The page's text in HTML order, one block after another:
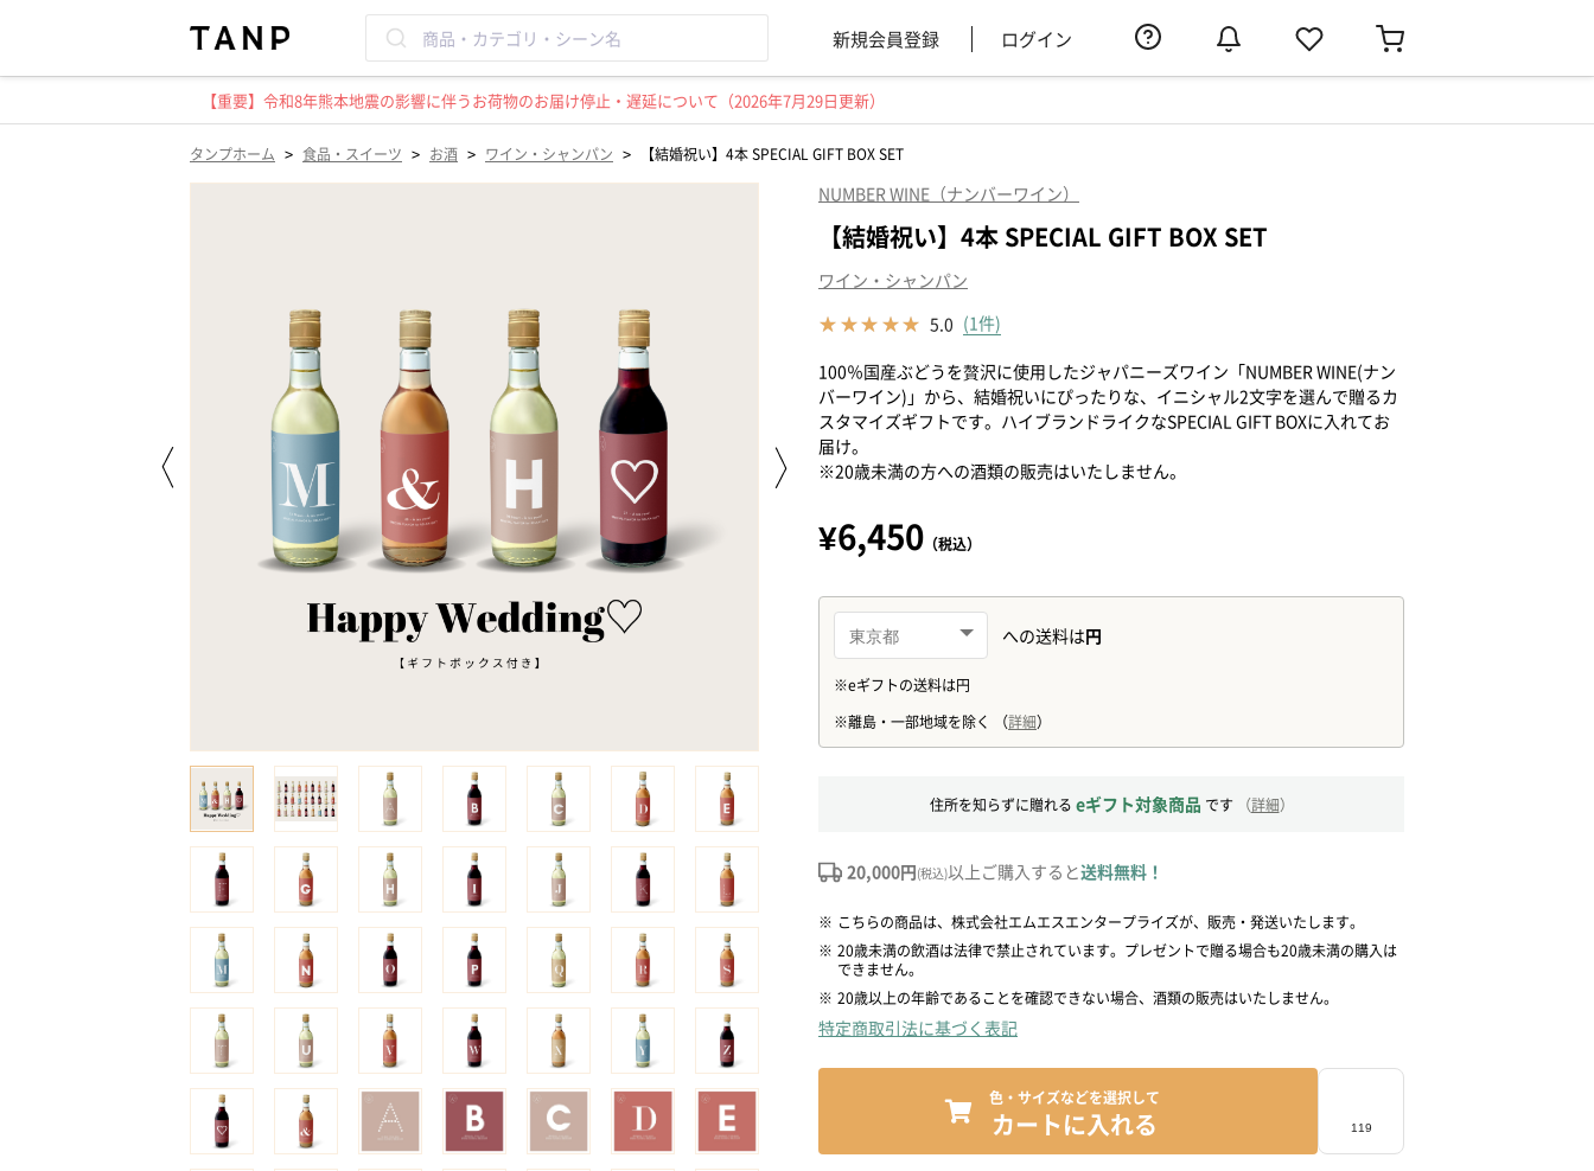
新規会員登録 ログイン
【重要】令和8年熊本地震の影響に伴うお荷物のお届け停止・遅延について（2026年7月29日更新）
タンプホーム > 食品・スイーツ > お酒 > ワイン・シャンパン > 【結婚祝い】4本 SPECIAL GIFT BOX SET
NUMBER WINE（ナンバーワイン）
【結婚祝い】4本 SPECIAL GIFT BOX SET
ワイン・シャンパン
5.0 (1件)
100％国産ぶどうを贅沢に使用したジャパニーズワイン「NUMBER WINE(ナン
バーワイン)」から、結婚祝いにぴったりな、イニシャル2文字を選んで贈るカ
スタマイズギフトです。ハイブランドライクなSPECIAL GIFT BOXに入れてお
届け。
※20歳未満の方への酒類の販売はいたしません。
¥6,450 （税込）
住所を知らずに贈れる eギフト対象商品 です （詳細）
20,000円(税込)以上ご購入すると送料無料！
※ こちらの商品は、株式会社エムエスエンタープライズが、販売・発送いたします。
※ 20歳未満の飲酒は法律で禁止されています。プレゼントで贈る場合も20歳未満の購入は
できません。
※ 20歳以上の年齢であることを確認できない場合、酒類の販売はいたしません。
特定商取引法に基づく表記
色・サイズなどを選択して
カートに入れる